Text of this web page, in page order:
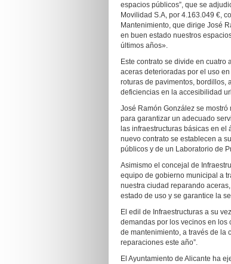
espacios públicos”, que se
Movilidad S.A, por 4.163.049 €,
Mantenimiento, que dirige José
en buen estado nuestros
últimos años».
Este contrato se divide en
aceras deterioradas por el uso
roturas de pavimentos, bordillos,
deficiencias en la accesibilidad
José Ramón González se
para garantizar un adecuado
las infraestructuras básicas en el
nuevo contrato se establecen a
públicos y de un Laboratorio de
Asimismo el concejal de
equipo de gobierno municipal a
nuestra ciudad reparando
estado de uso y se garantice la
El edil de Infraestructuras a su
demandas por los vecinos en los
de mantenimiento, a través de la
reparaciones este año”.
El Ayuntamiento de Alicante ha